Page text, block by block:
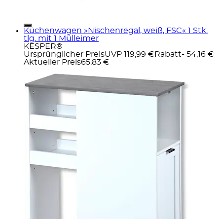
Küchenwagen »Nischenregal, weiß, FSC« 1 Stk.
tlg. mit 1 Mülleimer
KESPER®
Ursprünglicher PreisUVP 119,99 € Rabatt- 54,16 €
Aktueller Preis65,83 €